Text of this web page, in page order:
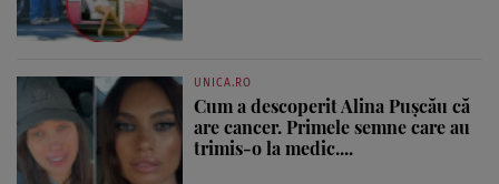
UNICA.RO
Cum a descoperit Alina Pușcău că
are cancer. Primele semne care au
trimis-o la medic....